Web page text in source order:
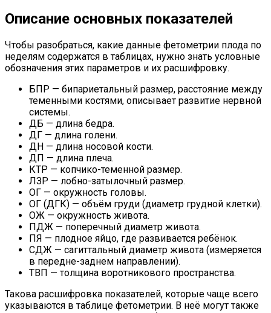
Описание основных показателей
Чтобы разобраться, какие данные фетометрии плода по
неделям содержатся в таблицах, нужно знать условные
обозначения этих параметров и их расшифровку.
БПР — бипариетальный размер, расстояние между
теменными костями, описывает развитие нервной
системы.
ДБ — длина бедра.
ДГ — длина голени.
ДН — длина носовой кости.
ДП — длина плеча.
КТР — копчико-теменной размер.
ЛЗР — лобно-затылочный размер.
ОГ — окружность головы.
ОГ (ДГК) — объём груди (диаметр грудной клетки).
ОЖ — окружность живота.
ПДЖ — поперечный диаметр живота.
ПЯ — плодное яйцо, где развивается ребёнок.
СДЖ — сагиттальный диаметр живота (измеряется
в передне-заднем направлении).
ТВП — толщина воротникового пространства.
Такова расшифровка показателей, которые чаще всего
указываются в таблице фетометрии. В неё могут также